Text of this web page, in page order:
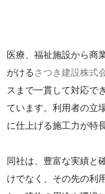
医療、福祉施設から商
がける さつき建設株式
スまで一貫して対応で
ています。利用者の立
に仕上げる施工力が特
同社は、豊富な実績と
けでなく、その先の利